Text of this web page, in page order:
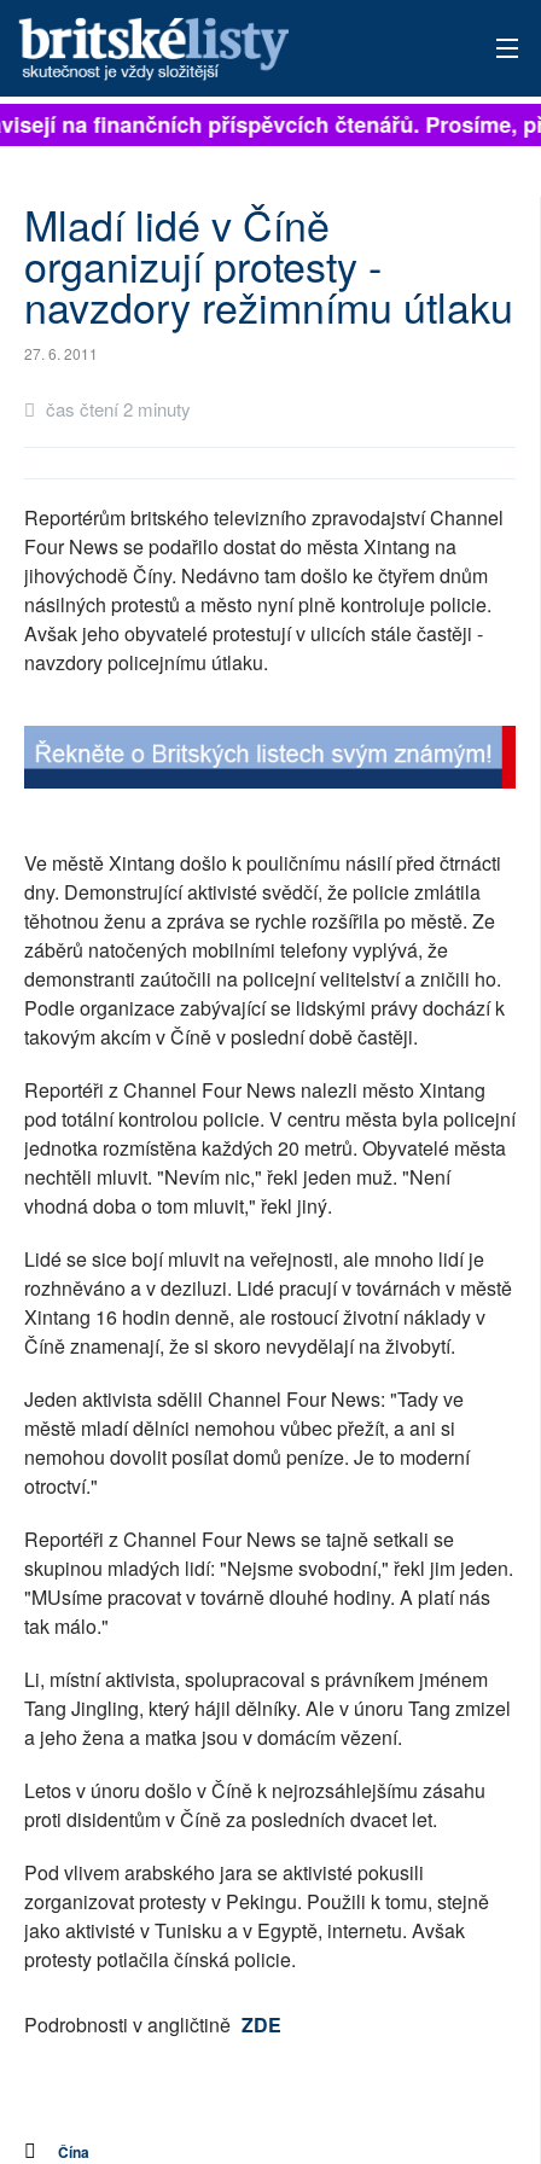
PŘIHLÁSIT
ARCHIV
ROZHOVORY
TÉMATA
NEJČTENĚJŠÍ ZA 7 DNÍ
PŘÍSPĚVKY NA PROVOZ
SOCIÁLNÍ SÍTĚ
RUBRIKY
PLNÁ VERZE STRÁNEK
na finančních příspěvcích čtenářů. Prosíme,
Mladí lidé v Číně
organizují protesty -
navzdory režimnímu útlaku
27. 6. 2011
čas čtení 2 minuty
Reportérům britského televizního zpravodajství Channel
Four News se podařilo dostat do města Xintang na
jihovýchodě Číny. Nedávno tam došlo ke čtyřem dnům
násilných protestů a město nyní plně kontroluje policie.
Avšak jeho obyvatelé protestují v ulicích stále častěji -
navzdory policejnímu útlaku.
Ve městě Xintang došlo k pouličnímu násilí před čtrnácti
dny. Demonstrující aktivisté svědčí, že policie zmlátila
těhotnou ženu a zpráva se rychle rozšířila po městě. Ze
záběrů natočených mobilními telefony vyplývá, že
demonstranti zaútočili na policejní velitelství a zničili ho.
Podle organizace zabývající se lidskými právy dochází k
takovým akcím v Číně v poslední době častěji.
Reportéři z Channel Four News nalezli město Xintang
pod totální kontrolou policie. V centru města byla policejní
jednotka rozmístěna každých 20 metrů. Obyvatelé města
nechtěli mluvit. "Nevím nic," řekl jeden muž. "Není
vhodná doba o tom mluvit," řekl jiný.
Lidé se sice bojí mluvit na veřejnosti, ale mnoho lidí je
rozhněváno a v deziluzi. Lidé pracují v továrnách v městě
Xintang 16 hodin denně, ale rostoucí životní náklady v
Číně znamenají, že si skoro nevydělají na živobytí.
Jeden aktivista sdělil Channel Four News: "Tady ve
městě mladí dělníci nemohou vůbec přežít, a ani si
nemohou dovolit posílat domů peníze. Je to moderní
otroctví."
Reportéři z Channel Four News se tajně setkali se
skupinou mladých lidí: "Nejsme svobodní," řekl jim jeden.
"MUsíme pracovat v továrně dlouhé hodiny. A platí nás
tak málo."
Li, místní aktivista, spolupracoval s právníkem jménem
Tang Jingling, který hájil dělníky. Ale v únoru Tang zmizel
a jeho žena a matka jsou v domácím vězení.
Letos v únoru došlo v Číně k nejrozsáhlejšímu zásahu
proti disidentům v Číně za posledních dvacet let.
Pod vlivem arabského jara se aktivisté pokusili
zorganizovat protesty v Pekingu. Použili k tomu, stejně
jako aktivisté v Tunisku a v Egyptě, internetu. Avšak
protesty potlačila čínská policie.
Podrobnosti v angličtině ZDE
Čína